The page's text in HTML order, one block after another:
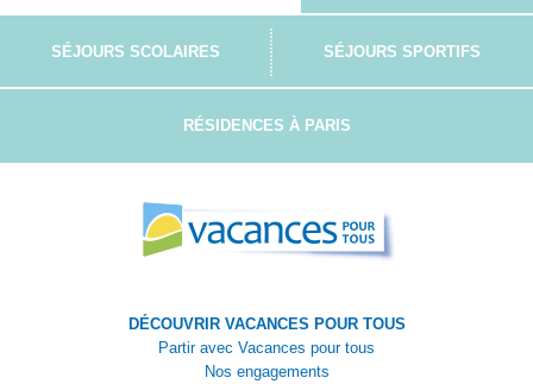
SÉJOURS SCOLAIRES SÉJOURS SPORTIFS
RÉSIDENCES À PARIS
DÉCOUVRIR VACANCES POUR TOUS
Partir avec Vacances pour tous
Nos engagements